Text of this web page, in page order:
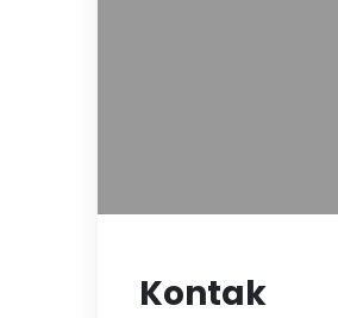
Kontak